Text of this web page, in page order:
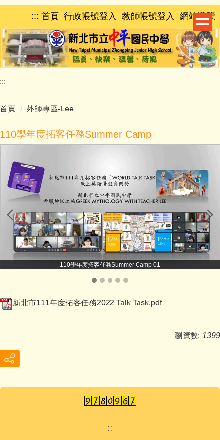
跳
主
要
內
容
區
::: 首頁 行政帳號登入 教師帳號登入 網站導覽
:::
首頁 外師專區-Lee
110學年度拓客任務Summer Camp
110學年度拓客任務Summer Camp 01
新北市111年度拓客任務2022 Talk Task.pdf
瀏覽數: 1399
:::